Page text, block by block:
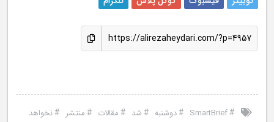
https://alirezaheydari.com/?p=4957
#
SmartBrief
#دوشنبه #شد #مقالات #منتشر #نخواهد